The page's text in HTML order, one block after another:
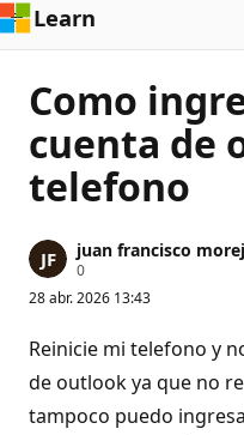
Learn
Como
cuenta de
telefono
juan francisco
0P
n
o
s
d
e
r
28 abr. 2026 13:43
Reinicie mi telefono y
de outlook ya que no
tampoco puedo